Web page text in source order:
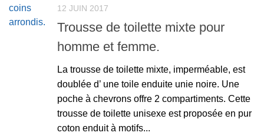
12 JUIN 2017
Trousse de toilette mixte pour
homme et femme.
La trousse de toilette mixte, imperméable, est
doublée d’ une toile enduite unie noire. Une
poche à chevrons offre 2 compartiments. Cette
trousse de toilette unisexe est proposée en pur
coton enduit à motifs...